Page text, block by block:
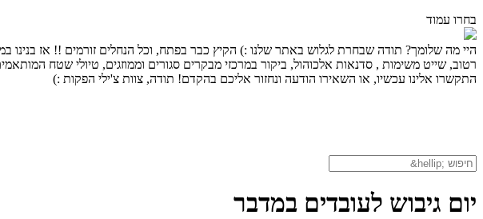
בחרו עמוד
היי מה שלומך? תודה שבחרת לגלוש באתר שלנו :) הקיץ כבר בפתח, וכל הנחלים זורמים !! אז בנינו
רטוב, שייט משימות , סדנאות אלכוהול, ביקור במרכזי מבקרים סגורים וממוזגים, טיולי שטח
התקשרו אלינו עכשיו, או השאירו הודעה ונחזור אליכם בהקדם! תודה, צוות צ'ילי הפקות :)
יום גיבוש לעובדים במדבר